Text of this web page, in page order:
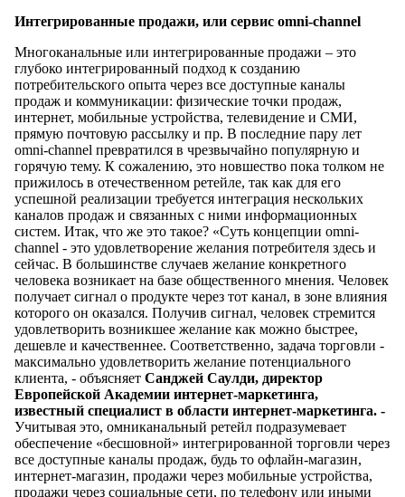
Интегрированные продажи, или сервис omni-channel
Многоканальные или интегрированные продажи – это
глубоко интегрированный подход к созданию
потребительского опыта через все доступные каналы
продаж и коммуникации: физические точки продаж,
интернет, мобильные устройства, телевидение и СМИ,
прямую почтовую рассылку и пр. В последние пару лет
omni-channel превратился в чрезвычайно популярную и
горячую тему. К сожалению, это новшество пока толком не
прижилось в отечественном ретейле, так как для его
успешной реализации требуется интеграция нескольких
каналов продаж и связанных с ними информационных
систем. Итак, что же это такое? «Суть концепции оmni-
channel - это удовлетворение желания потребителя здесь и
сейчас. В большинстве случаев желание конкретного
человека возникает на базе общественного мнения. Человек
получает сигнал о продукте через тот канал, в зоне влияния
которого он оказался. Получив сигнал, человек стремится
удовлетворить возникшее желание как можно быстрее,
дешевле и качественнее. Соответственно, задача торговли -
максимально удовлетворить желание потенциального
клиента, - объясняет Санджей Саулди, директор
Европейской Академии интернет-маркетинга,
известный специалист в области интернет-маркетинга. -
Учитывая это, омниканальный ретейл подразумевает
обеспечение «бесшовной» интегрированной торговли через
все доступные каналы продаж, будь то офлайн-магазин,
интернет-магазин, продажи через мобильные устройства,
продажи через социальные сети, по телефону или иными